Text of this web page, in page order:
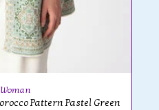
Pattern Pastel Green